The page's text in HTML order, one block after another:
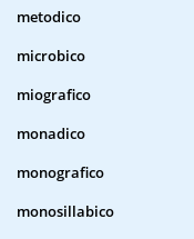
metodico
microbico
miografico
monadico
monografico
monosillabico